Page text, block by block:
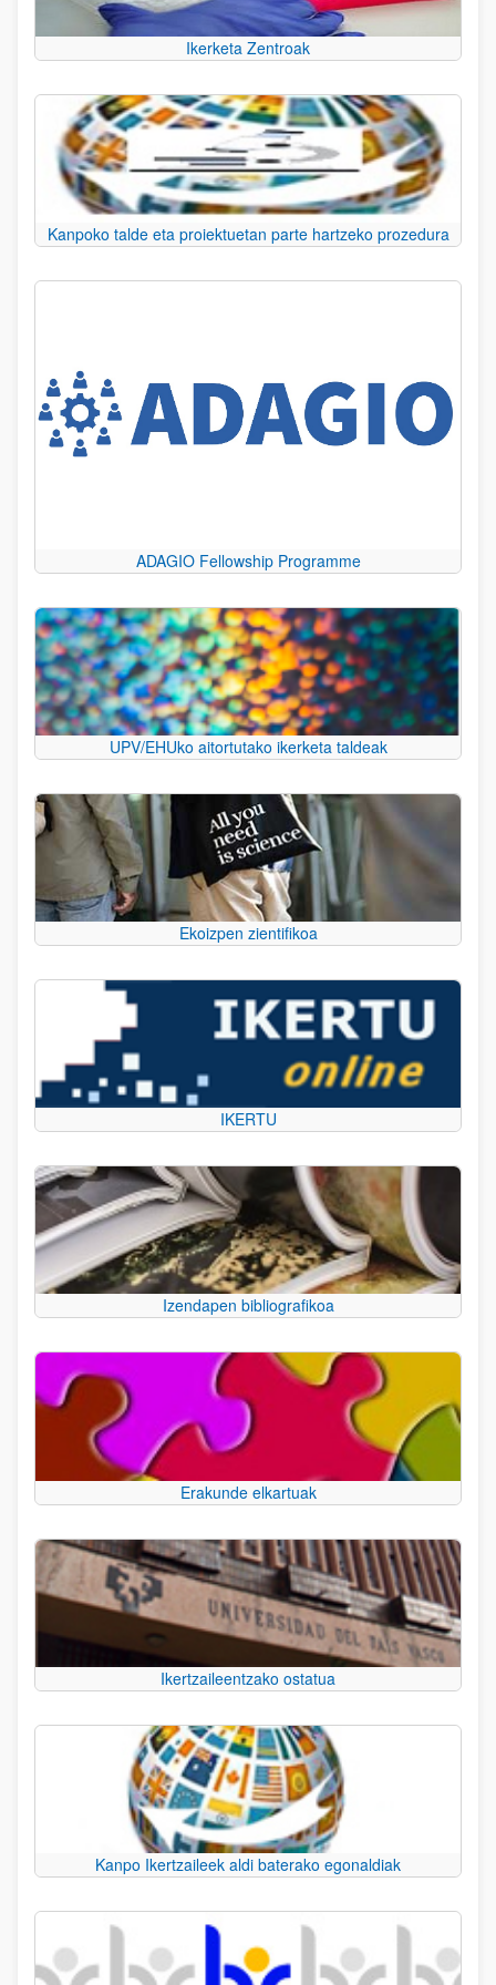
Ikerketa Zentroak
Kanpoko talde eta proiektuetan parte hartzeko prozedura
ADAGIO Fellowship Programme
UPV/EHUko aitortutako ikerketa taldeak
Ekoizpen zientifikoa
IKERTU
Izendapen bibliografikoa
Erakunde elkartuak
Ikertzaileentzako ostatua
Kanpo Ikertzaileek aldi baterako egonaldiak